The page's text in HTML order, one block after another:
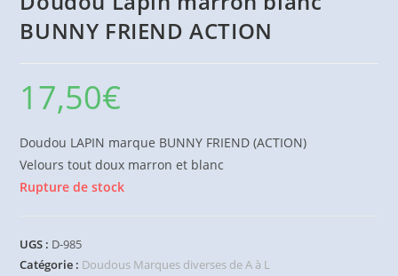
BUNNY FRIEND ACTION
17,50€
Doudou LAPIN marque BUNNY FRIEND (ACTION)
Velours tout doux marron et blanc
Rupture de stock
UGS : D-985
Catégorie : Doudous Marques diverses de A à L